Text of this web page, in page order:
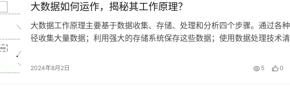
大数据如何运作，揭秘其工作原理？
大数据工作原理主要基于数据收集、存储、处理和分析四个步骤。通过各
径收集大量数据；利用强大的存储系统保存这些数据；使用数据处理技术清
2024年8月2日 5 0